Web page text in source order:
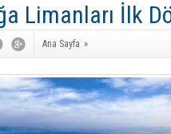
Limanları İlk
Ana Sayfa »